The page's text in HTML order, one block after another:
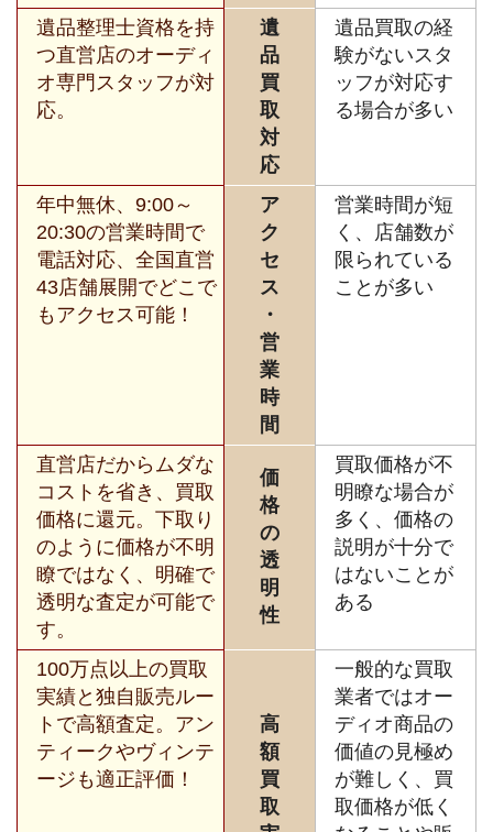
遺品整理士資格を持
つ直営店のオーディ
オ専門スタッフが対
応。
遺
品
買
取
対
応
遺品買取の経
験がないスタ
ッフが対応す
る場合が多い
年中無休、9:00～
20:30の営業時間で
電話対応、全国直営
43店舗展開でどこで
もアクセス可能！
ア
ク
セ
ス
・
営
業
時
間
営業時間が短
く、店舗数が
限られている
ことが多い
直営店だからムダな
コストを省き、買取
価格に還元。下取り
のように価格が不明
瞭ではなく、明確で
透明な査定が可能で
す。
価
格
の
透
明
性
買取価格が不
明瞭な場合が
多く、価格の
説明が十分で
はないことが
ある
100万点以上の買取
実績と独自販売ルー
トで高額査定。アン
ティークやヴィンテ
ージも適正評価！
高
額
買
取
一般的な買取
業者ではオー
ディオ商品の
価値の見極め
が難しく、買
取価格が低く